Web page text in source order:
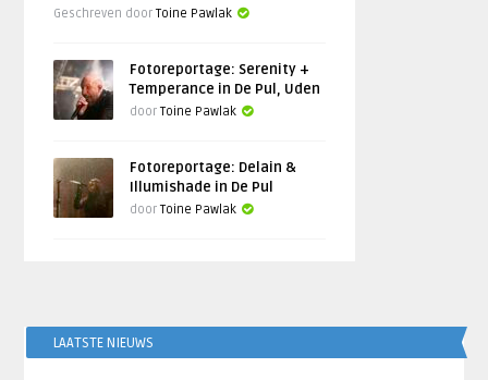
Geschreven doorToine Pawlak
Fotoreportage: Serenity +
Temperance in De Pul, Uden
doorToine Pawlak
Fotoreportage: Delain &
Illumishade in De Pul
doorToine Pawlak
LAATSTE NIEUWS